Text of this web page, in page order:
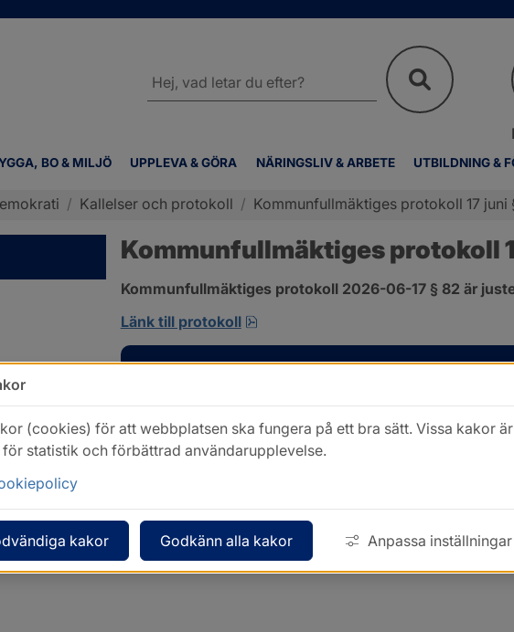
BO & MILJÖ UPPLEVA & GÖRA NÄRINGSLIV & ARBETE UTBILDNING &
webbplatsen
/ Kallelser och protokoll / Kommunfullmäktiges protokoll 17 juni
Kommunfullmäktiges protokoll
Kommunfullmäktiges protokoll 2026-06-17 § 82 är
Länk till protokoll
pdf, 585 kB, öppnas i nytt fönster.
(cookies) för att webbplatsen ska fungera på ett bra sätt. Vissa kakor
statistik och förbättrad användarupplevelse.
kakor Godkänn alla kakor Anpassa inställningar